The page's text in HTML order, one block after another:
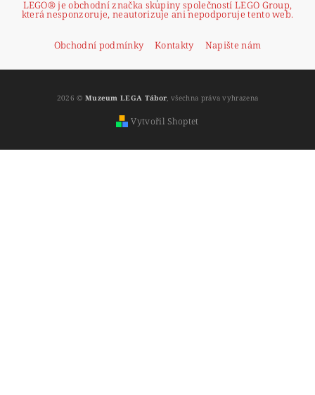
LEGO® je obchodní značka skupiny společností LEGO Group,
která nesponzoruje, neautorizuje ani nepodporuje tento web.
Obchodní podmínky Kontakty Napište nám
2026 © Muzeum LEGA Tábor , všechna práva vyhrazena
Vytvořil Shoptet